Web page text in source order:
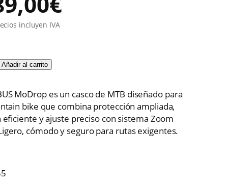
r
e
incluyen IVA
Añadir al carrito
MoDrop es un casco de MTB diseñado para
bike que combina protección ampliada,
y ajuste preciso con sistema Zoom
cómodo y seguro para rutas exigentes.